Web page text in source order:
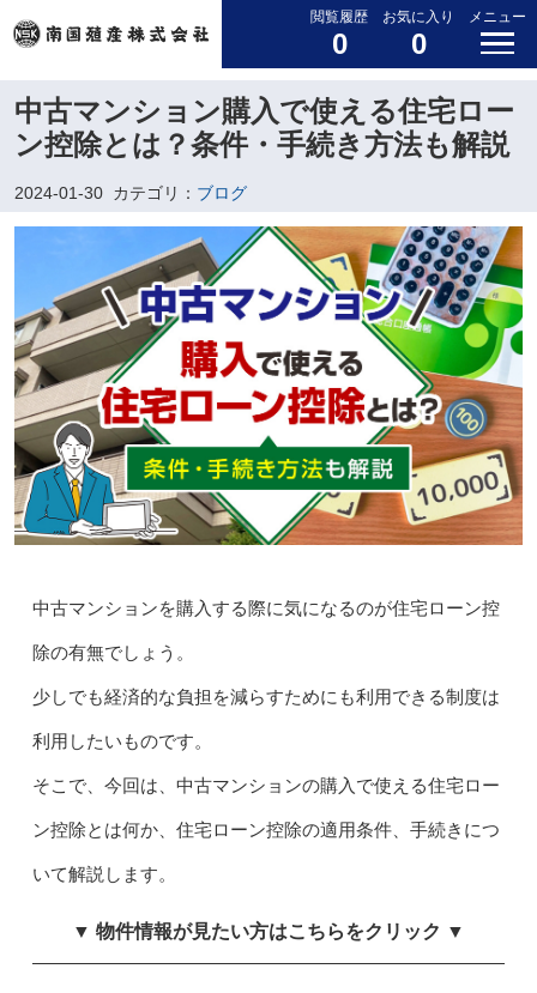
閲覧履歴
0
お気に入り
0
メニュー
中古マンション購入で使える住宅ロー
ン控除とは？条件・手続き方法も解説
2024-01-30 カテゴリ： ブログ
中古マンションを購入する際に気になるのが住宅ローン控
除の有無でしょう。
少しでも経済的な負担を減らすためにも利用できる制度は
利用したいものです。
そこで、今回は、中古マンションの購入で使える住宅ロー
ン控除とは何か、住宅ローン控除の適用条件、手続きにつ
いて解説します。
▼ 物件情報が見たい方はこちらをクリック ▼